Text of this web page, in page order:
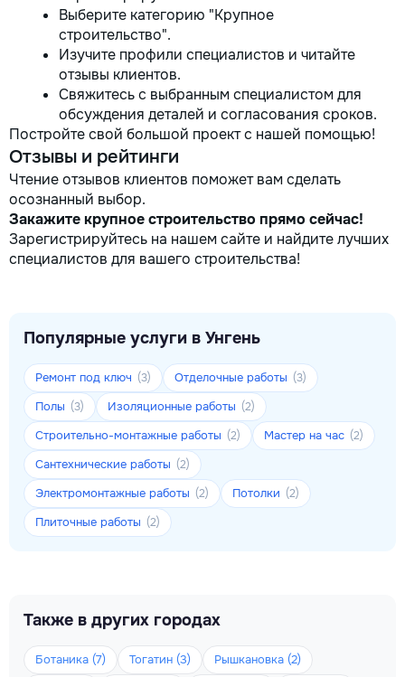
Выберите категорию "Крупное
строительство".
Изучите профили специалистов и читайте
отзывы клиентов.
Свяжитесь с выбранным специалистом для
обсуждения деталей и согласования сроков.
Постройте свой большой проект с нашей помощью!
Отзывы и рейтинги
Чтение отзывов клиентов поможет вам сделать
осознанный выбор.
Закажите крупное строительство прямо сейчас!
Зарегистрируйтесь на нашем сайте и найдите лучших
специалистов для вашего строительства!
Популярные услуги в Унгень
Ремонт под ключ (3) Отделочные работы (3)
Полы (3) Изоляционные работы (2)
Строительно-монтажные работы (2) Мастер на час (2)
Сантехнические работы (2)
Электромонтажные работы (2) Потолки (2)
Плиточные работы (2)
Также в других городах
Ботаника (7) Тогатин (3)
Рышкановка (2)